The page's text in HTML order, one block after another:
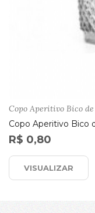
Copo Aperitivo Bico
Copo Aperitivo Bico
R$ 0,80
VISUALIZAR